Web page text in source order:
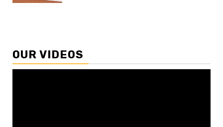
OUR VIDEOS